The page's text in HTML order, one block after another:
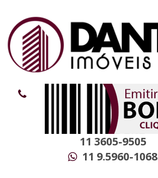
11 3605-9505
11 9.5960-1068